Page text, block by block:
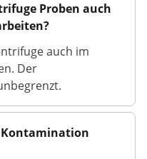
Proben auch
auch im
Der
Kontamination